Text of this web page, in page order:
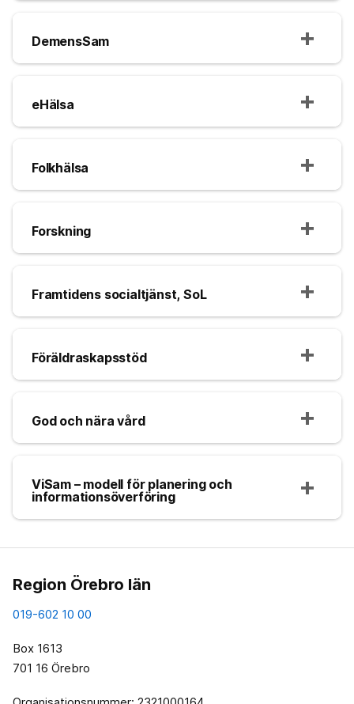
DemensSam
eHälsa
Folkhälsa
Forskning
Framtidens socialtjänst, SoL
Föräldraskapsstöd
God och nära vård
ViSam – modell för planering och
informationsöverföring
Region Örebro län
019-602 10 00
Box 1613
701 16 Örebro